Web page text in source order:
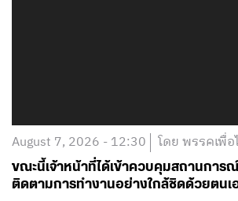
August 7, 2026 - 12:30 โดย พรรคเพื่อ
ขณะนี้เจ้าหน้าที่ได้เข้าควบคุมสถานการ
ติดตามการทำงานอย่างใกล้ชิดด้วยตนเ